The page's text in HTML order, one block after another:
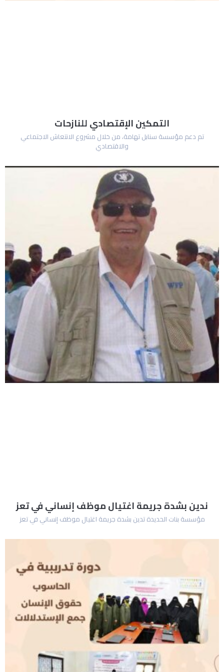
التمكين الإقتصادي للنازحات
تم دعم مؤسسة سنابل تهامة، من خلال مشروع الانتعاش الاجتماعي
والاقتصادي
ندين بشدة جريمة اغتيال موظف إنساني في تعز
مؤسسة بنات الحديدة تدين بشدة جريمة اغتيال موظف إنساني في تعز